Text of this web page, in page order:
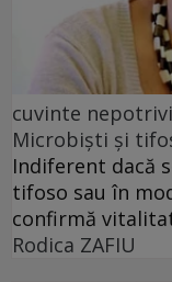
cuvinte
Microbiști și
Indiferent dacă
tifoso sau în
confirmă
Rodica ZAFIU